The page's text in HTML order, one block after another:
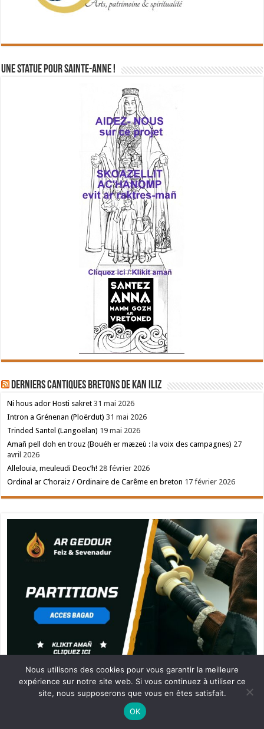
Une statue pour Sainte-Anne !
Derniers cantiques bretons de Kan Iliz
Ni hous ador Hosti sakret 31 mai 2026
Intron a Grénenan (Ploërdut) 31 mai 2026
Trinded Santel (Langoëlan) 19 mai 2026
Amañ pell doh en trouz (Bouéh er mæzeù : la voix des campagnes) 27
avril 2026
Allelouia, meuleudi Deoc’h! 28 février 2026
Ordinal ar C’horaiz / Ordinaire de Carême en breton 17 février 2026
Ne manquez pas la nouveauté de Bernard Rio "LA REVOLUTION DES
CLIQUEZ ICI POUR EN SAVOIR PLUS
Nous utilisons des cookies pour vous garantir la meilleure
expérience sur notre site web. Si vous continuez à utiliser ce
site, nous supposerons que vous en êtes satisfait.
OK